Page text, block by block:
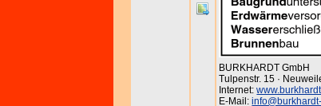
BURKHARDT GmbH
Tulpenstr. 15 ·
Internet:
E-Mail: